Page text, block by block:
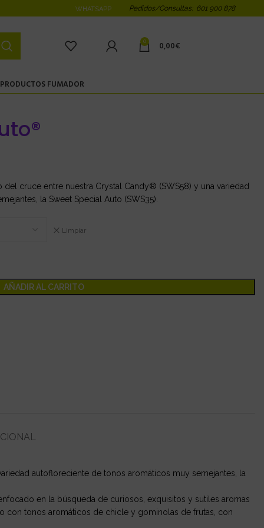
WHATSAPP Pedidos/Consultas: 601 900 878
0 0,00€
PRODUCTOS FUMADOR
cruce entre nuestra Crystal Candy® (SWS58) y una variedad
la Sweet Special Auto (SWS35).
Limpiar
AÑADIR AL CARRITO
autofloreciente de tonos aromáticos muy semejantes, la
en la búsqueda de curiosos, exquisitos y sutiles aromas
con tonos aromáticos de chicle y gominolas de frutas, con